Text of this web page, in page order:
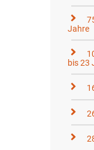
Jahre
bis 23